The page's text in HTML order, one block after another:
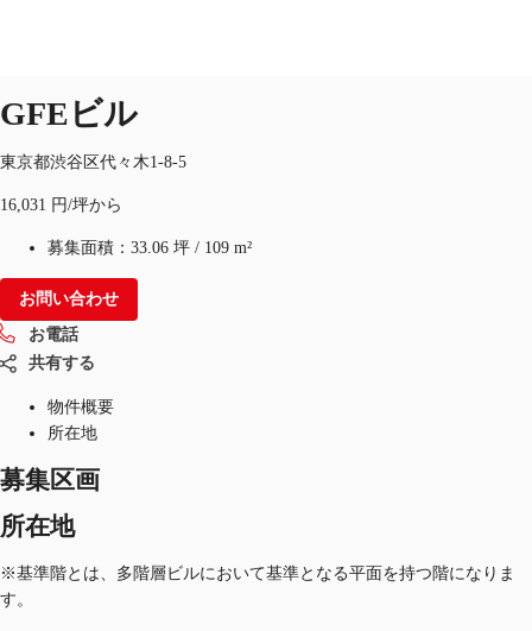
オフィス・事務所
倉庫・物流センター
記事
仲介会社様はこちらへ
お気に入り
JP
GFEビル
東京都渋谷区代々木1-8-5
16,031 円/坪から
募集面積： 33.06 坪 / 109 m²
お問い合わせ
お電話
共有する
物件概要
所在地
募集区画
所在地
※基準階とは、多階層ビルにおいて基準となる平面を持つ階になりま
す。